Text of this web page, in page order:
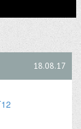
18.08.17